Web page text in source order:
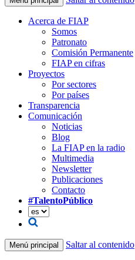
Acerca de FIAP
Somos
Patronato
Comisión Permanente
FIAP en cifras
Proyectos
Por sectores
Por países
Transparencia
Comunicación
Noticias
Blog
La FIAP en la radio
Multimedia
Newsletter
Publicaciones
Contacto
#TalentoPúblico
Menú principal Saltar al contenido